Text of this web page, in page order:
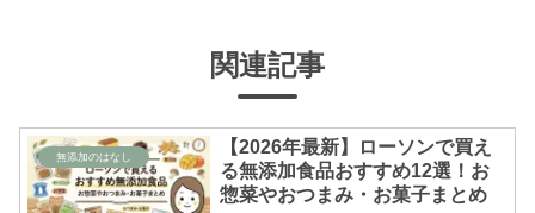
関連記事
無添加のはなし
【2026年最新】ローソンで買え
る無添加食品おすすめ12選！お
惣菜やおつまみ・お菓子まとめ